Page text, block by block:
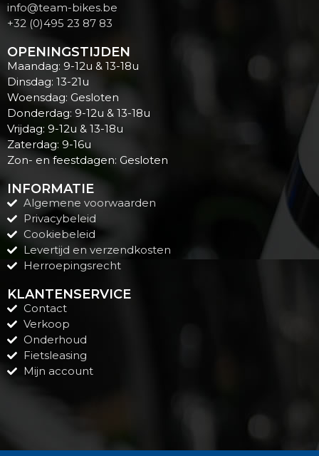
info@team-bikes.be
+32 (0)495 23 87 83
OPENINGSTIJDEN
Maandag: 9-12u & 13-18u
Dinsdag: 13-21u
Woensdag: Gesloten
Donderdag: 9-12u & 13-18u
Vrijdag: 9-12u & 13-18u
Zaterdag: 9-16u
Zon- en feestdagen: Gesloten
INFORMATIE
Algemene voorwaarden
Privacybeleid
Cookiebeleid
Levertijd en verzendkosten
Herroepingsrecht
KLANTENSERVICE
Contact
Verkoop
Onderhoud
Fietsleasing
Mijn account